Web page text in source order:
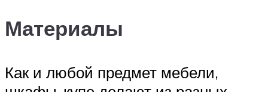
Материалы
Как и любой предмет мебели,